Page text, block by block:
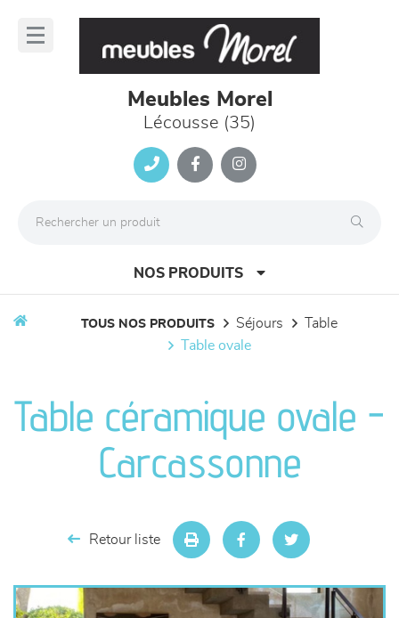
Meubles Morel
Lécousse (35)
NOS PRODUITS
séjours
meubles de complément
décoration
TOUS NOS PRODUITS séjours
table
table ovale
Table céramique ovale -
Carcassonne
Retour liste